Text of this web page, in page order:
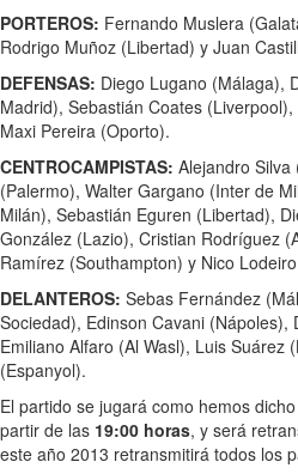
PORTEROS: Fernando Muslera
Rodrigo Muñoz (Libertad) y Juan
DEFENSAS: Diego Lugano (Málaga),
Madrid), Sebastián Coates
Maxi Pereira (Oporto).
CENTROCAMPISTAS: Alejandro
(Palermo), Walter Gargano (Inter de
Milán), Sebastián Eguren (Libertad),
González (Lazio), Cristian Rodríguez
Ramírez (Southampton) y Nico
DELANTEROS: Sebas Fernández
Sociedad), Edinson Cavani
Emiliano Alfaro (Al Wasl), Luis Suárez
(Espanyol).
El partido se jugará como hemos
partir de las 19:00 horas, y será
este año 2013 retransmitirá todos los